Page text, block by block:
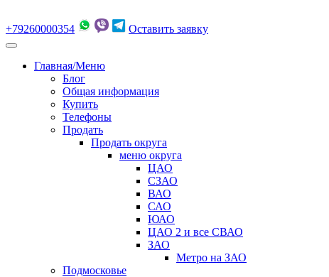
+79260000354 Оставить заявку
Главная/Меню
Блог
Общая информация
Купить
Телефоны
Продать
Продать округа
меню округа
ЦАО
СЗАО
ВАО
САО
ЮАО
ЦАО 2 и все СВАО
ЗАО
Метро на ЗАО
Подмосковье